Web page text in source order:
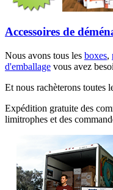
Accessoires de
Nous avons tous les boxes,
d'emballage vous avez
Et nous rachèterons toutes
Expédition gratuite des
limitrophes et des